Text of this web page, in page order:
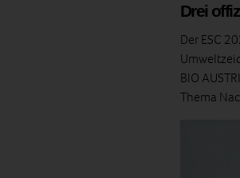
Drei
Der ESC
BIO
Thema